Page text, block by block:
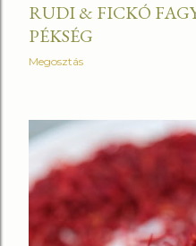
RUDI & FICKÓ
PÉKSÉG
Megosztás